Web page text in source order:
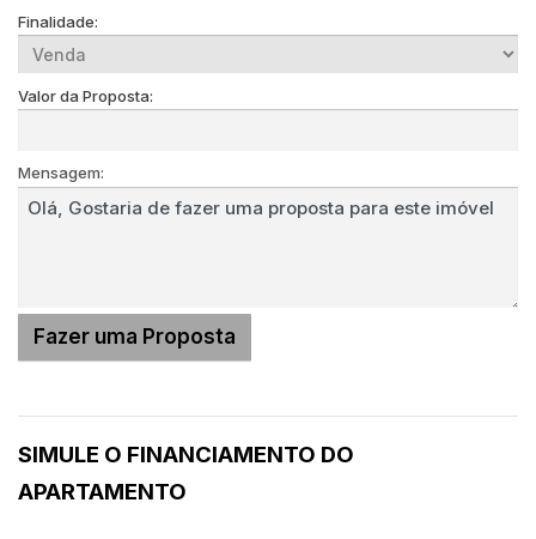
Finalidade:
Valor da Proposta:
Mensagem:
SIMULE O FINANCIAMENTO DO
APARTAMENTO